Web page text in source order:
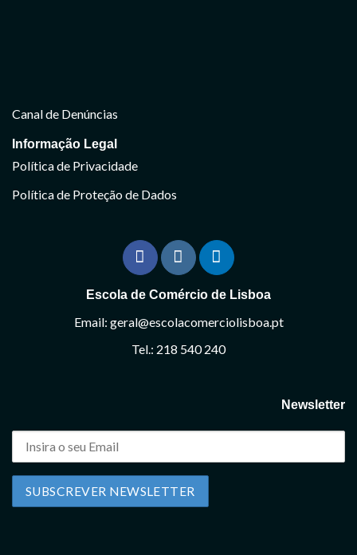
Canal de Denúncias
Informação Legal
Política de Privacidade
Política de Proteção de Dados
Escola de Comércio de Lisboa
Email: geral@escolacomerciolisboa.pt
Tel.: 218 540 240
Newsletter